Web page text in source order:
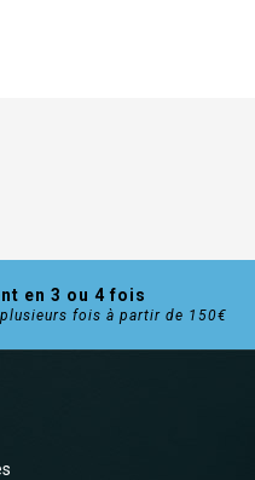
en 3 ou 4 fois
plusieurs fois à partir de 150€